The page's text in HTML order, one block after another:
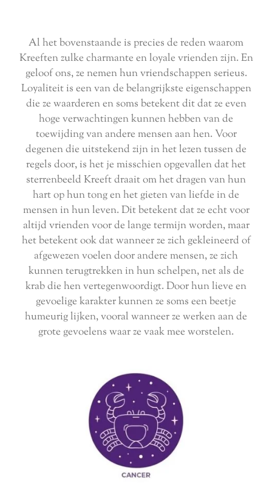
Al het bovenstaande is precies de reden waarom
Kreeften zulke charmante en loyale vrienden zijn. En
geloof ons, ze nemen hun vriendschappen serieus.
Loyaliteit is een van de belangrijkste eigenschappen
die ze waarderen en soms betekent dit dat ze even
hoge verwachtingen kunnen hebben van de
toewijding van andere mensen aan hen. Voor
degenen die uitstekend zijn in het lezen tussen de
regels door, is het je misschien opgevallen dat het
sterrenbeeld Kreeft draait om het dragen van hun
hart op hun tong en het gieten van liefde in de
mensen in hun leven. Dit betekent dat ze echt voor
altijd vrienden voor de lange termijn worden, maar
het betekent ook dat wanneer ze zich gekleineerd of
afgewezen voelen door andere mensen, ze zich
kunnen terugtrekken in hun schelpen, net als de
krab die hen vertegenwoordigt. Door hun lieve en
gevoelige karakter kunnen ze soms een beetje
humeurig lijken, vooral wanneer ze werken aan de
grote gevoelens waar ze vaak mee worstelen.